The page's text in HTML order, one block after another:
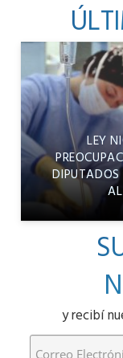
LEY
y recibí